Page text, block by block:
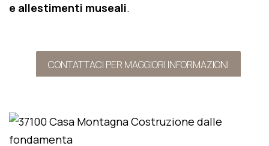
e allestimenti museali.
CONTATTACI PER MAGGIORI INFORMAZIONI